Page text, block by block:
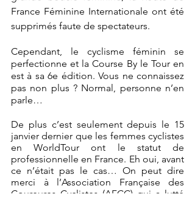
France Féminine Internationale ont été
supprimés faute de spectateurs.
Cependant, le cyclisme féminin se
perfectionne et la Course By le Tour en
est à sa 6e édition. Vous ne connaissez
pas non plus ? Normal, personne n’en
parle…
De plus c’est seulement depuis le 15
janvier dernier que les femmes cyclistes
en WorldTour ont le statut de
professionnelle en France. Eh oui, avant
ce n’était pas le cas… On peut dire
merci à l’Association Française des
Coureures Cyclistes (AFCC) qui a lutté